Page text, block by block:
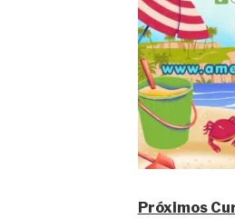
Próximos